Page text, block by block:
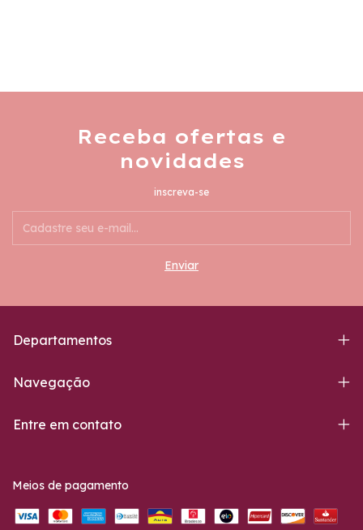
Receba ofertas e
novidades
inscreva-se
Departamentos
Navegação
Entre em contato
Meios de pagamento